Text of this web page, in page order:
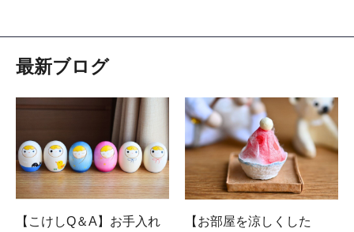
最新ブログ
【こけしQ＆A】お手入れ
【お部屋を涼しくした